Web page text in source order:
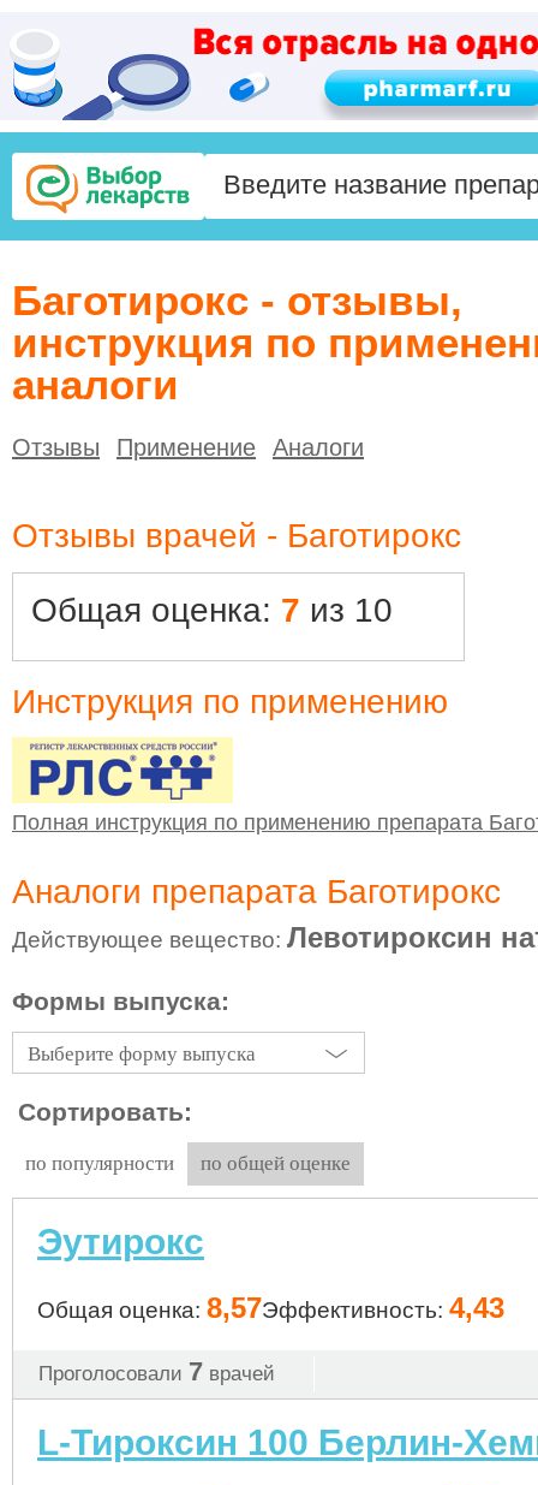
Баготирокс - отзывы,
инструкция по
аналоги
Отзывы Применение Аналоги
Отзывы врачей - Баготирокс
Общая оценка: 7 из 10
Инструкция по применению
Полная инструкция по применению препарата
Аналоги препарата Баготирокс
Действующее вещество: Левотироксин
Формы выпуска:
Выберите форму выпуска
Сортировать:
по популярности по общей оценке
Эутирокс
Общая оценка: 8,57Эффективность: 4,43
Проголосовали 7 врачей
L-Тироксин 100 Берлин-